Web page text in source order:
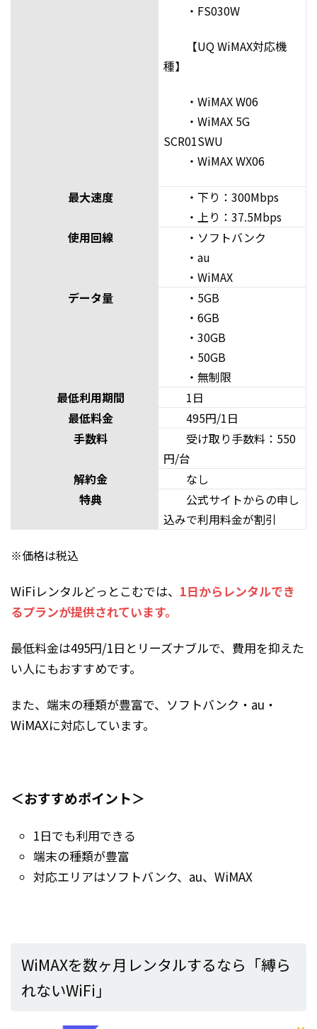
・FS030W
【UQ WiMAX対応機
種】
・WiMAX W06
・WiMAX 5G
SCR01SWU
・WiMAX WX06
最大速度
・下り：300Mbps
・上り：37.5Mbps
使用回線
・ソフトバンク
・au
・WiMAX
データ量
・5GB
・6GB
・30GB
・50GB
・無制限
最低利用期間
1日
最低料金
495円/1日
手数料
受け取り手数料：550
円/台
解約金
なし
特典
公式サイトからの申し
込みで利用料金が割引
※価格は税込
WiFiレンタルどっとこむでは、 1日からレンタルでき
るプランが提供されています。
最低料金は495円/1日とリーズナブルで、費用を抑えた
い人にもおすすめです。
また、端末の種類が豊富で、ソフトバンク・au・
WiMAXに対応しています。
＜おすすめポイント＞
1日でも利用できる
端末の種類が豊富
対応エリアはソフトバンク、au、WiMAX
WiMAXを数ヶ月レンタルするなら「縛ら
れないWiFi」